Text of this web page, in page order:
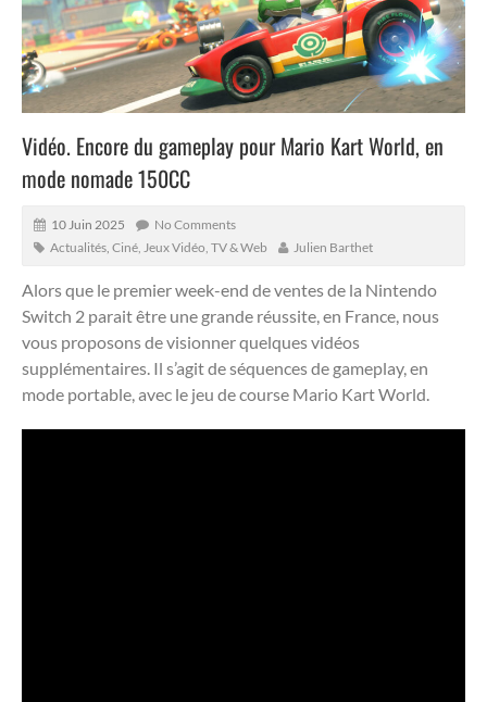
Vidéo. Encore du gameplay pour Mario Kart World, en
mode nomade 150CC
10 Juin 2025
No Comments
Actualités Ciné, Jeux Vidéo, TV & Web Julien Barthet
Alors que le premier week-end de ventes de la Nintendo
Switch 2 parait être une grande réussite, en France, nous
vous proposons de visionner quelques vidéos
supplémentaires. Il s’agit de séquences de gameplay, en
mode portable, avec le jeu de course Mario Kart World.